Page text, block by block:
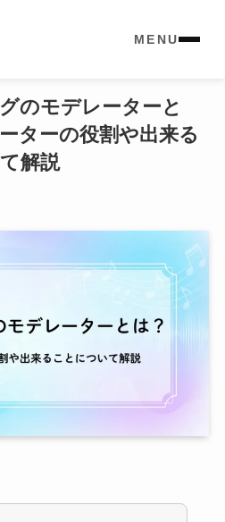
MENU
のモデレーターと
ターの役割や出来る
解説